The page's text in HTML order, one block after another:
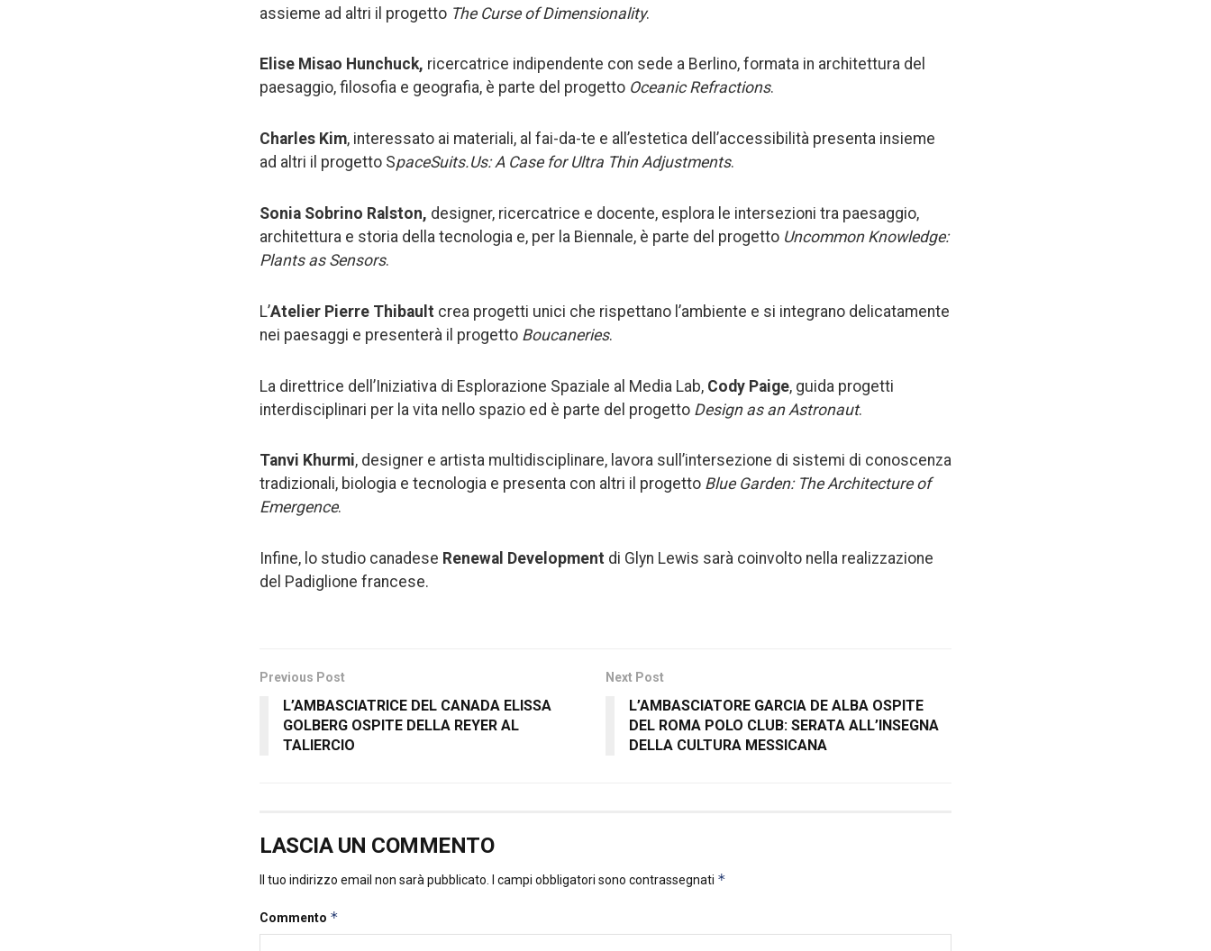
assieme ad altri il progetto The Curse of Dimensionality.
Elise Misao Hunchuck, ricercatrice indipendente con sede a Berlino, formata in architettura del
paesaggio, filosofia e geografia, è parte del progetto Oceanic Refractions.
Charles Kim, interessato ai materiali, al fai-da-te e all’estetica dell’accessibilità presenta insieme
ad altri il progetto SpaceSuits.Us: A Case for Ultra Thin Adjustments.
Sonia Sobrino Ralston, designer, ricercatrice e docente, esplora le intersezioni tra paesaggio,
architettura e storia della tecnologia e, per la Biennale, è parte del progetto Uncommon Knowledge:
Plants as Sensors.
L’Atelier Pierre Thibault crea progetti unici che rispettano l’ambiente e si integrano delicatamente
nei paesaggi e presenterà il progetto Boucaneries.
La direttrice dell’Iniziativa di Esplorazione Spaziale al Media Lab, Cody Paige, guida progetti
interdisciplinari per la vita nello spazio ed è parte del progetto Design as an Astronaut.
Tanvi Khurmi, designer e artista multidisciplinare, lavora sull’intersezione di sistemi di conoscenza
tradizionali, biologia e tecnologia e presenta con altri il progetto Blue Garden: The Architecture of
Emergence.
Infine, lo studio canadese Renewal Development di Glyn Lewis sarà coinvolto nella realizzazione
del Padiglione francese.
Previous Post
L’AMBASCIATRICE DEL CANADA ELISSA
GOLBERG OSPITE DELLA REYER AL
TALIERCIO
Next Post
L’AMBASCIATORE GARCIA DE ALBA OSPITE
DEL ROMA POLO CLUB: SERATA ALL’INSEGNA
DELLA CULTURA MESSICANA
LASCIA UN COMMENTO
Il tuo indirizzo email non sarà pubblicato. I campi obbligatori sono contrassegnati *
Commento *